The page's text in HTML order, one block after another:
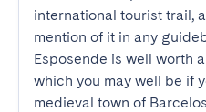
international tourist trail,
mention of it in any
Esposende is well worth
which you may well be if
medieval town of